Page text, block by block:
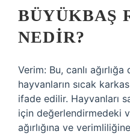
BÜYÜKBAŞ
NEDIR?
Verim: Bu, canlı
hayvanların sıcak
ifade edilir. Hayvanları
için değerlendirmedeki
ağırlığına ve